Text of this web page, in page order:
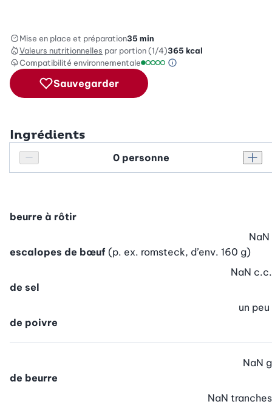
Mise en place et préparation35 min
Valeurs nutritionnelles par portion (1/4)365 kcal
Compatibilité environnementale
Échelle de compatibilité
Information sur
Sauvegarder
Ingrédients
Réduire le nombre de personnes
Personnes
beurre à rôtir
escalopes de bœuf (p. ex. romsteck, d’env. 160 g)
NaN
de sel
NaN c.c.
de poivre
un peu
de beurre
NaN g
NaN tranches